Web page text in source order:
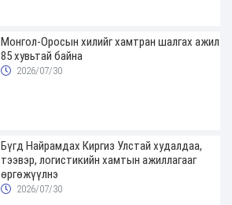
Монгол-Оросын хилийг хамтран шалгах ажил
85 хувьтай байна
2026/07/30
Бүгд Найрамдах Киргиз Улстай худалдаа,
тээвэр, логистикийн хамтын ажиллагааг
өргөжүүлнэ
2026/07/30